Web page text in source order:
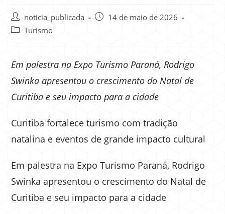
noticia_publicada
14 de maio de 2026
Turismo
Em palestra na Expo Turismo Paraná, Rodrigo
Swinka apresentou o crescimento do Natal de
Curitiba e seu impacto para a cidade
Curitiba fortalece turismo com tradição
natalina e eventos de grande impacto cultural
Em palestra na Expo Turismo Paraná, Rodrigo
Swinka apresentou o crescimento do Natal de
Curitiba e seu impacto para a cidade